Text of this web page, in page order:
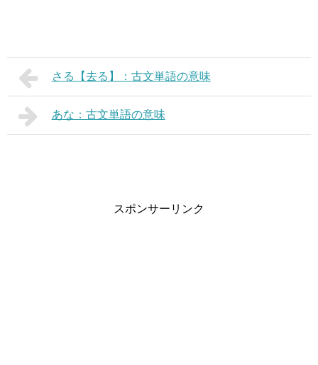
さる【去る】：古文単語の意味
あな：古文単語の意味
スポンサーリンク